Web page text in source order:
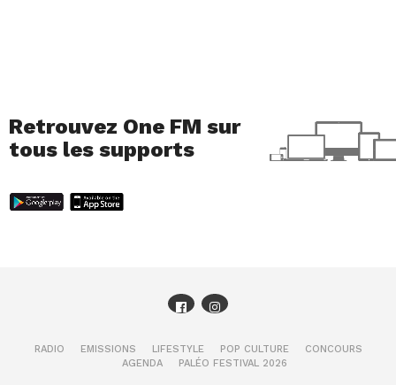
Retrouvez One FM sur
tous les supports
RADIO EMISSIONS LIFESTYLE POP CULTURE
CONCOURS
AGENDA
PALÉO FESTIVAL 2026